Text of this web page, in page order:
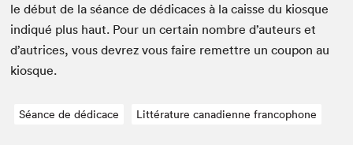
le début de la séance de dédi­caces à la caisse du kiosque
indiqué plus haut. Pour un cer­tain nom­bre d’auteurs et
d’autrices, vous devrez vous faire remet­tre un coupon au
kiosque.
Séance de dédicace Littérature canadienne francophone